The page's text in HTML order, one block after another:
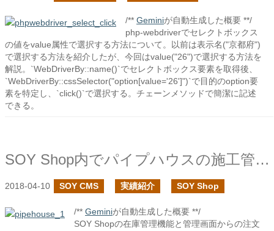
/** Geminiが自動生成した概要 **/
php-webdriverでセレクトボックス
の値をvalue属性で選択する方法について。以前は表示名("京都府")
で選択する方法を紹介したが、今回はvalue("26")で選択する方法を
解説。`WebDriverBy::name()`でセレクトボックス要素を取得後、
`WebDriverBy::cssSelector("option[value='26']")`で目的のoption要
素を特定し、`click()`で選択する。チェーンメソッドで簡潔に記述
できる。
SOY Shop内でパイプハウスの施工管理アプリを開発しました
2018-04-10 SOY CMS 実績紹介 SOY Shop
/** Geminiが自動生成した概要 **/
SOY Shopの在庫管理機能と管理画面からの注文